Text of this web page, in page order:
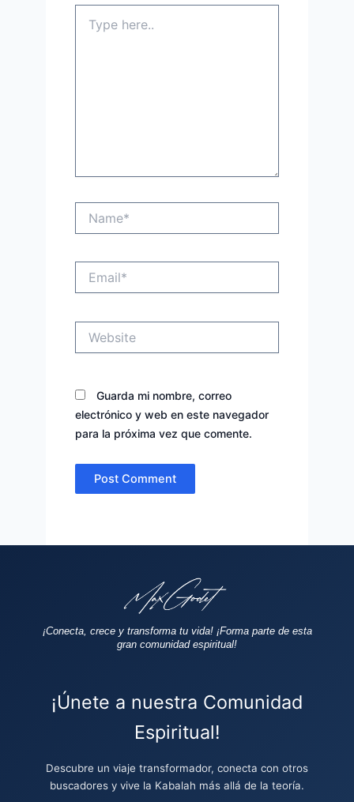
here..
Guarda mi nombre, correo
electrónico y web en este navegador
para la próxima vez que comente.
¡Conecta, crece y transforma tu vida! ¡Forma parte de esta
gran comunidad espiritual!
¡Únete a nuestra Comunidad
Espiritual!
Descubre un viaje transformador, conecta con otros
buscadores y vive la Kabalah más allá de la teoría.